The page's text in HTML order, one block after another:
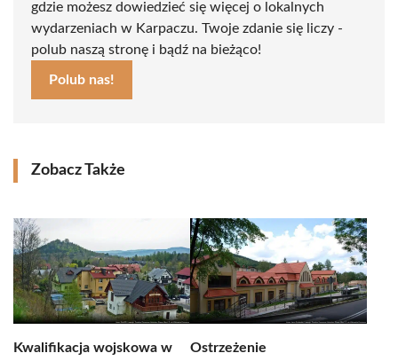
gdzie możesz dowiedzieć się więcej o lokalnych
wydarzeniach w Karpaczu. Twoje zdanie się liczy -
polub naszą stronę i bądź na bieżąco!
Polub nas!
Zobacz Także
Kwalifikacja wojskowa w Ostrzeżenie